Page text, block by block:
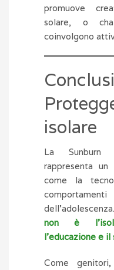
promuove
solare, o
coinvolgono
isolare
La Sunburn
rappresenta
come la
non è
l’educazione e
Come